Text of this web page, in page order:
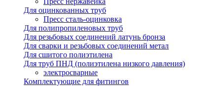
Для оцинкованных труб
Пресс сталь-оцинковка
Для полипропиленовых труб
Для резьбовых соединений латунь бронза
Для сварки и резьбовых соединений метал
Для сшитого полиэтилена
Для труб ПНД (полиэтилена низкого давления)
электросварные
Комплектующие для фитингов